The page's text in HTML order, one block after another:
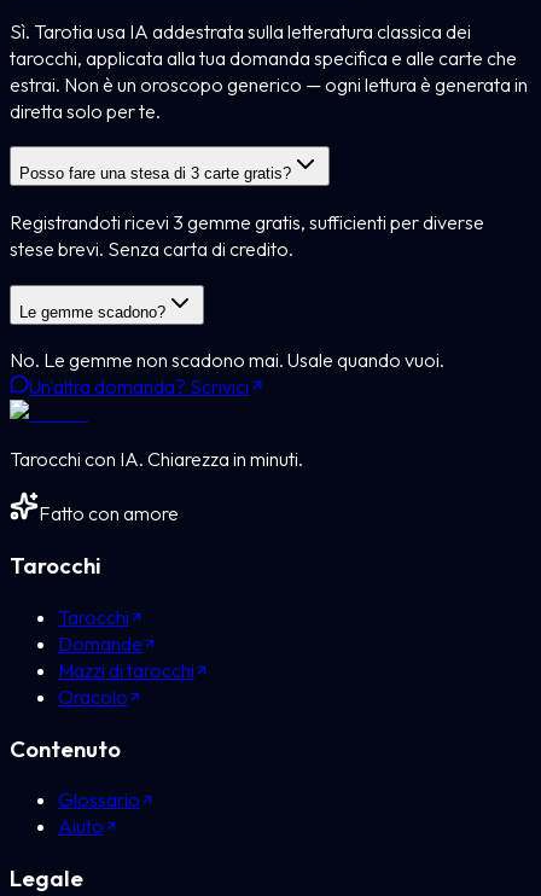
Sì. Tarotia usa IA addestrata sulla letteratura classica dei
tarocchi, applicata alla tua domanda specifica e alle carte che
estrai. Non è un oroscopo generico — ogni lettura è generata in
diretta solo per te.
Posso fare una stesa di 3 carte gratis?
Registrandoti ricevi 3 gemme gratis, sufficienti per diverse
stese brevi. Senza carta di credito.
Le gemme scadono?
No. Le gemme non scadono mai. Usale quando vuoi.
Un'altra domanda? Scrivici
Tarocchi con IA. Chiarezza in minuti.
Fatto con amore
Tarocchi
Tarocchi
Domande
Mazzi di tarocchi
Oracolo
Contenuto
Glossario
Aiuto
Legale